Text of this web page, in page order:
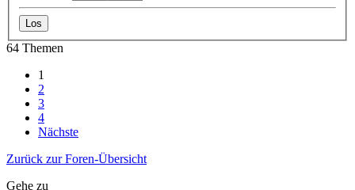
64 Themen
1
2
3
4
Nächste
Zurück zur Foren-Übersicht
Gehe zu